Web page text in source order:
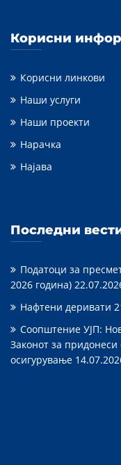
Корисни
Корисни линкови
Наши услуги
Наши проекти
Нарачка
Најава
Последни
Податоци за
2026 година)
Нафтени деривати
Соопштение УЈП:
Законот за
осигурување